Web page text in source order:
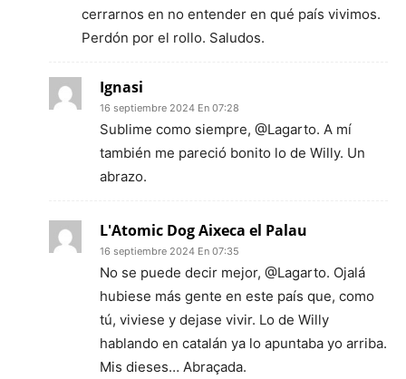
cerrarnos en no entender en qué país vivimos.
Perdón por el rollo. Saludos.
Ignasi
16 septiembre 2024 En 07:28
Sublime como siempre, @Lagarto. A mí
también me pareció bonito lo de Willy. Un
abrazo.
L'Atomic Dog Aixeca el Palau
16 septiembre 2024 En 07:35
No se puede decir mejor, @Lagarto. Ojalá
hubiese más gente en este país que, como
tú, viviese y dejase vivir. Lo de Willy
hablando en catalán ya lo apuntaba yo arriba.
Mis dieses… Abraçada.